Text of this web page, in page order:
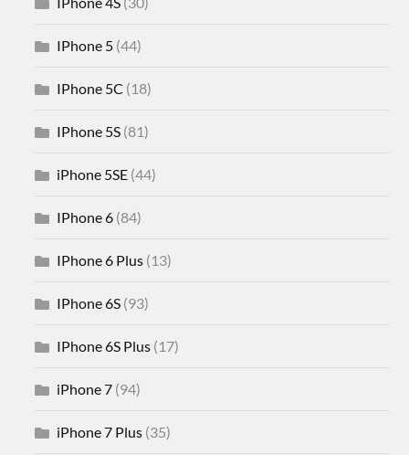
IPhone 5 (44)
IPhone 5C (18)
IPhone 5S (81)
iPhone 5SE (44)
IPhone 6 (84)
IPhone 6 Plus (13)
IPhone 6S (93)
IPhone 6S Plus (17)
iPhone 7 (94)
iPhone 7 Plus (35)